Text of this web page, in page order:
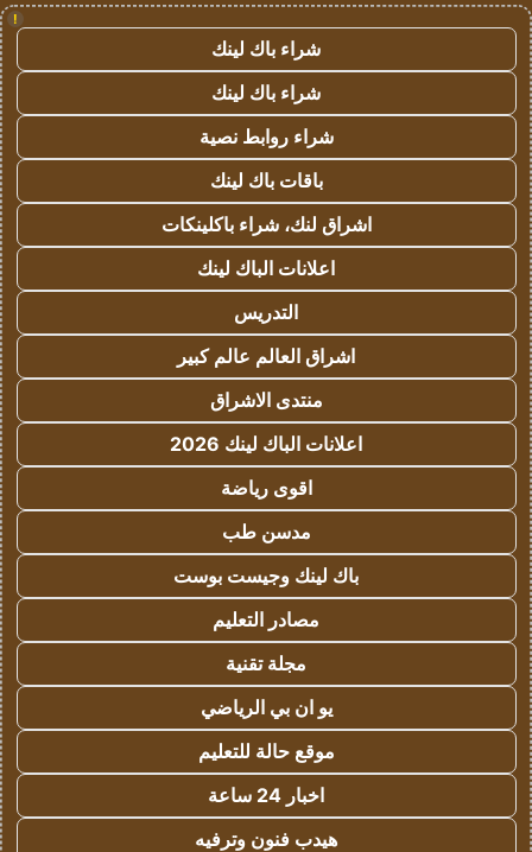
!
شراء باك لينك
شراء باك لينك
شراء روابط نصية
باقات باك لينك
اشراق لنك، شراء باكلينكات
اعلانات الباك لينك
التدريس
اشراق العالم عالم كبير
منتدى الاشراق
اعلانات الباك لينك 2026
اقوى رياضة
مدسن طب
باك لينك وجيست بوست
مصادر التعليم
مجلة تقنية
يو ان بي الرياضي
موقع حالة للتعليم
اخبار 24 ساعة
هيدب فنون وترفيه